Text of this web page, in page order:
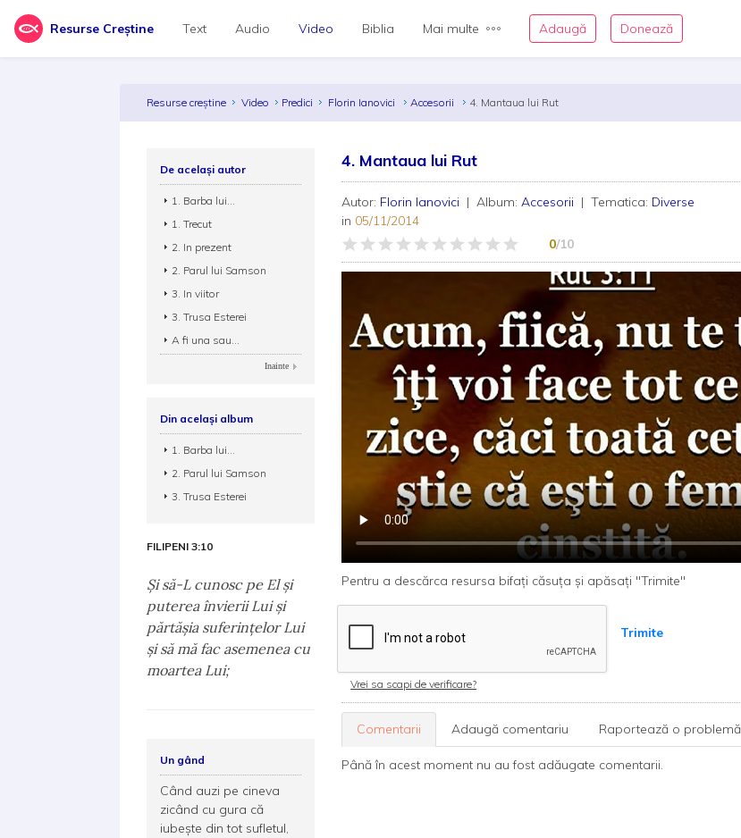
Resurse Creștine Text Audio Video Biblia Mai multe Adaugă Donează
Resurse creștine Video Predici Florin Ianovici Accesorii 4. Mantaua lui Rut
4. Mantaua lui Rut
Autor: Florin Ianovici | Album:Accesorii | Tematica: Diverse
in 05/11/2014
0/10
Pentru a descărca resursa bifați căsuța și apăsați "Trimite"
Trimite
Vrei sa scapi de verificare?
Comentarii Adaugă comentariu Raportează o problemă
Până în acest moment nu au fost adăugate comentarii.
De același autor
1. Barba lui...
1. Trecut
2. In prezent
2. Parul lui Samson
3. In viitor
3. Trusa Esterei
A fi una sau...
Inainte
Din același album
1. Barba lui...
2. Parul lui Samson
3. Trusa Esterei
FILIPENI 3:10
Şi să-L cunosc pe El şi
puterea învierii Lui şi
părtăşia suferinţelor Lui
şi să mă fac asemenea cu
moartea Lui;
Un gând
Când auzi pe cineva
zicând cu gura că
iubește din tot sufletul,